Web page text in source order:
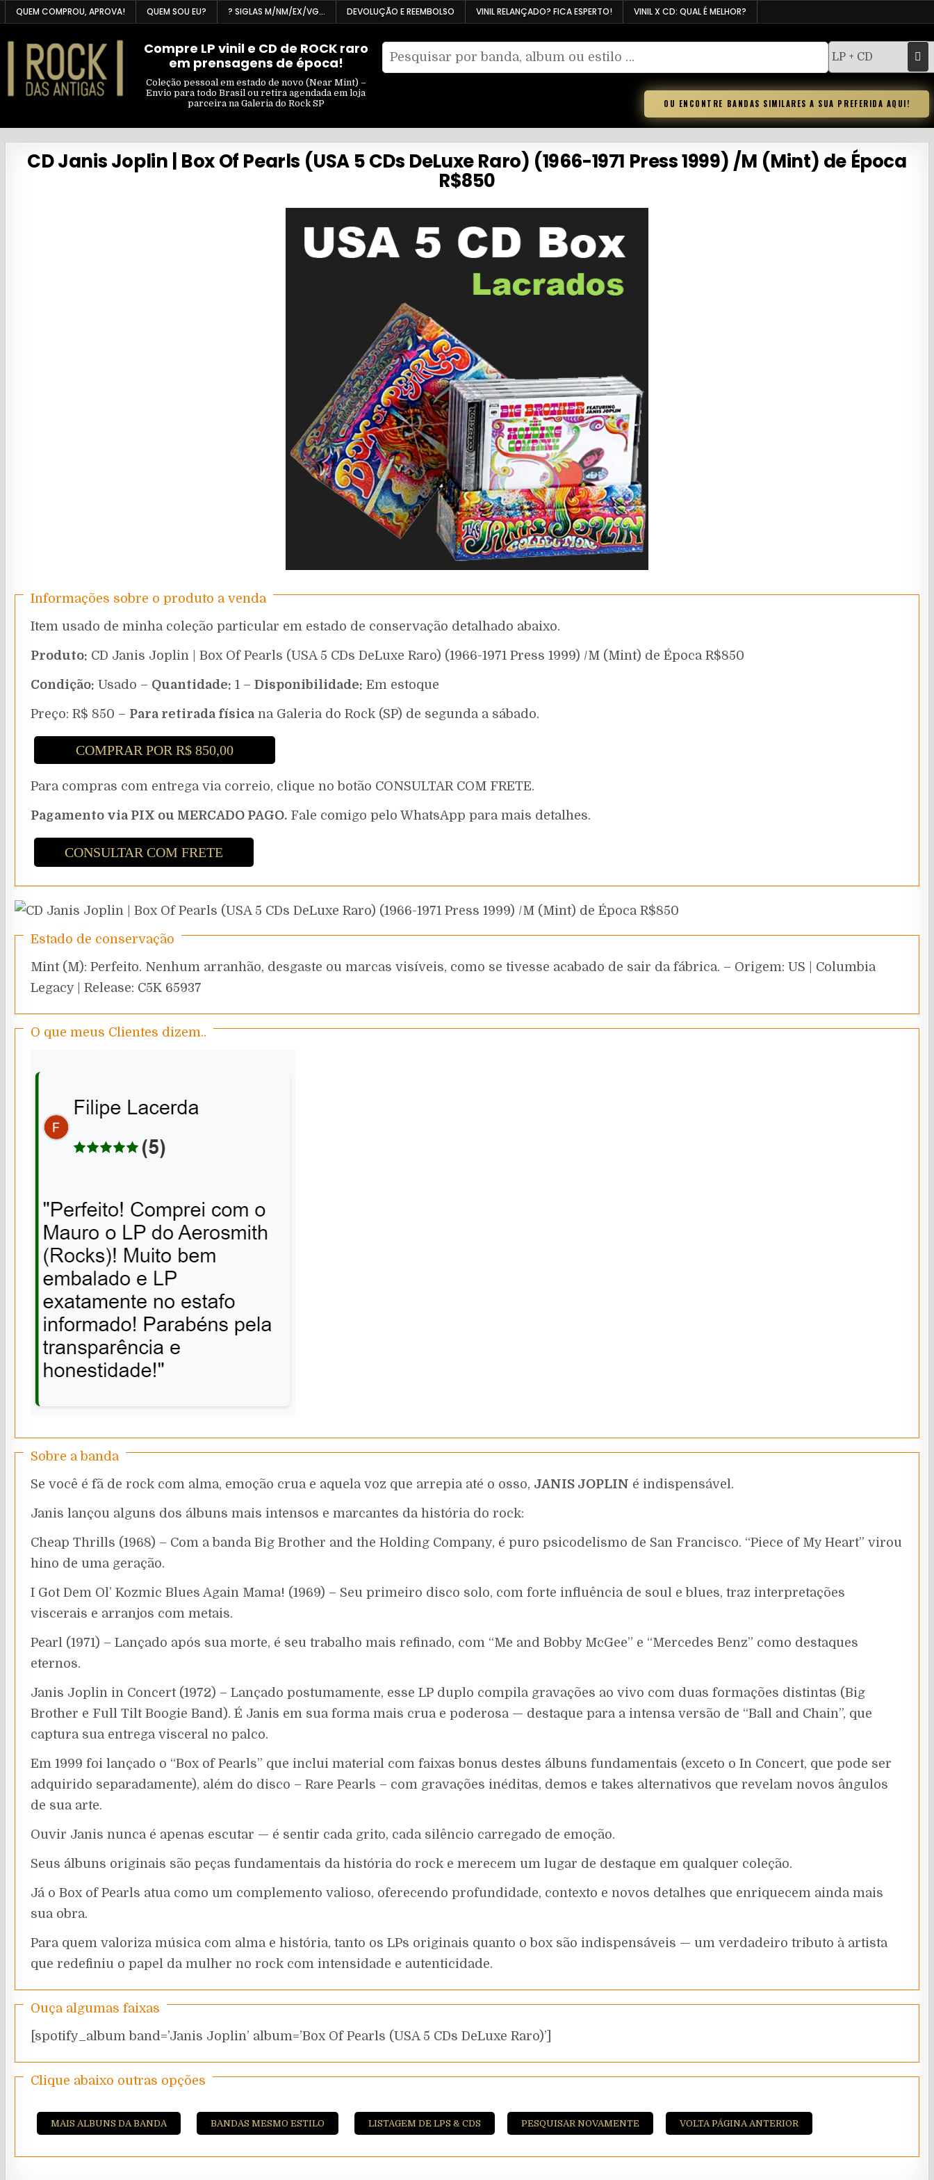
Skip
to
content
QUEM COMPROU, APROVA! QUEM SOU EU? ? SIGLAS M/NM/EX/VG… DEVOLUÇÃO E REEMBOLSO VINIL RELANÇADO? FICA ESPERTO! VINIL X CD: QUAL É MELHOR?
Compre LP vinil e CD de ROCK raro
em prensagens de época!
Coleção pessoal em estado de novo (Near Mint) –
Envio para todo Brasil ou retira agendada em loja
parceira na Galeria do Rock SP
Pesquisar
Filtrar
OU ENCONTRE BANDAS SIMILARES A SUA PREFERIDA AQUI!
CD Janis Joplin | Box Of Pearls (USA 5 CDs DeLuxe Raro) (1966-1971 Press 1999) /M (Mint) de Época
R$850
Informações sobre o produto a venda
Item usado de minha coleção particular em estado de conservação detalhado abaixo.
Produto: CD Janis Joplin | Box Of Pearls (USA 5 CDs DeLuxe Raro) (1966-1971 Press 1999) /M (Mint) de Época R$850
Condição: Usado – Quantidade: 1 – Disponibilidade: Em estoque
Preço: R$ 850 – Para retirada físicana Galeria do Rock (SP) de segunda a sábado.
COMPRAR POR R$ 850,00
Para compras com entrega via correio, clique no botão CONSULTAR COM FRETE.
Pagamento via PIX ou MERCADO PAGO.Fale comigo pelo WhatsApp para mais detalhes.
CONSULTAR COM FRETE
Estado de conservação
Mint (M): Perfeito. Nenhum arranhão, desgaste ou marcas visíveis, como se tivesse acabado de sair da fábrica. – Origem: US | Columbia
Legacy | Release: C5K 65937
O que meus Clientes dizem..
Sobre a banda
Se você é fã de rock com alma, emoção crua e aquela voz que arrepia até o osso, JANIS JOPLIN é indispensável.
Janis lançou alguns dos álbuns mais intensos e marcantes da história do rock:
Cheap Thrills (1968) – Com a banda Big Brother and the Holding Company, é puro psicodelismo de San Francisco. “Piece of My Heart” virou
hino de uma geração.
I Got Dem Ol’ Kozmic Blues Again Mama! (1969) – Seu primeiro disco solo, com forte influência de soul e blues, traz interpretações
viscerais e arranjos com metais.
Pearl (1971) – Lançado após sua morte, é seu trabalho mais refinado, com “Me and Bobby McGee” e “Mercedes Benz” como destaques
eternos.
Janis Joplin in Concert (1972) – Lançado postumamente, esse LP duplo compila gravações ao vivo com duas formações distintas (Big
Brother e Full Tilt Boogie Band). É Janis em sua forma mais crua e poderosa — destaque para a intensa versão de “Ball and Chain”, que
captura sua entrega visceral no palco.
Em 1999 foi lançado o “Box of Pearls” que inclui material com faixas bonus destes álbuns fundamentais (exceto o In Concert, que pode ser
adquirido separadamente), além do disco – Rare Pearls – com gravações inéditas, demos e takes alternativos que revelam novos ângulos
de sua arte.
Ouvir Janis nunca é apenas escutar — é sentir cada grito, cada silêncio carregado de emoção.
Seus álbuns originais são peças fundamentais da história do rock e merecem um lugar de destaque em qualquer coleção.
Já o Box of Pearls atua como um complemento valioso, oferecendo profundidade, contexto e novos detalhes que enriquecem ainda mais
sua obra.
Para quem valoriza música com alma e história, tanto os LPs originais quanto o box são indispensáveis — um verdadeiro tributo à artista
que redefiniu o papel da mulher no rock com intensidade e autenticidade.
Ouça algumas faixas
[spotify_album band=’Janis Joplin’ album=’Box Of Pearls (USA 5 CDs DeLuxe Raro)’]
Clique abaixo outras opções
MAIS ALBUNS DA BANDA BANDAS MESMO ESTILO LISTAGEM DE LPS & CDS PESQUISAR NOVAMENTE VOLTA PÁGINA ANTERIOR